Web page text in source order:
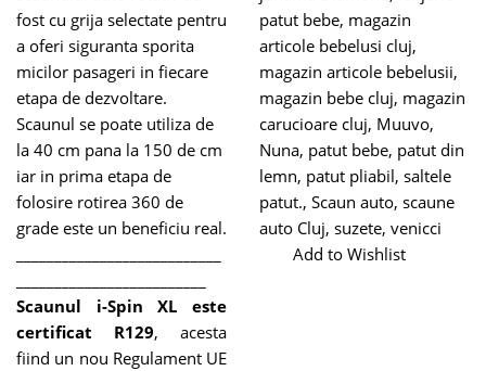
fost cu grija selectate pentru
a oferi siguranta sporita
micilor pasageri in fiecare
etapa de dezvoltare.
Scaunul se poate utiliza de
la 40 cm pana la 150 de cm
iar in prima etapa de
folosire rotirea 360 de
grade este un beneficiu real.
Scaunul i-Spin XL este
certificat R129, acesta
fiind un nou Regulament UE
patut bebe, magazin
articole bebelusi cluj,
magazin articole bebelusii,
magazin bebe cluj, magazin
carucioare cluj, Muuvo,
Nuna, patut bebe, patut din
lemn, patut pliabil, saltele
patut., Scaun auto, scaune
auto Cluj, suzete, venicci
Add to Wishlist